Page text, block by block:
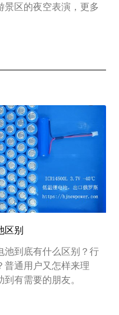
景区的夜空表演，更多
区别
池到底有什么区别？行
普通用户又怎样来理
有需要的朋友。